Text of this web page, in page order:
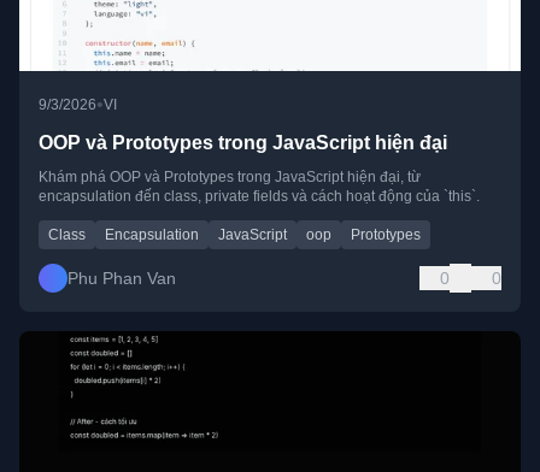
9/3/2026•VI
OOP và Prototypes trong JavaScript hiện đại
Khám phá OOP và Prototypes trong JavaScript hiện đại, từ
encapsulation đến class, private fields và cách hoạt động của `this`.
Class Encapsulation JavaScript oop Prototypes
Phu Phan Van 0 0